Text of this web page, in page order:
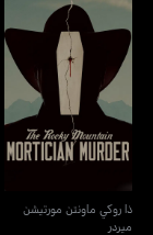
ذا روكي ماونتن مورتيشن
ميردر
ذا روكي ماونتن مورتيشن
ميردر